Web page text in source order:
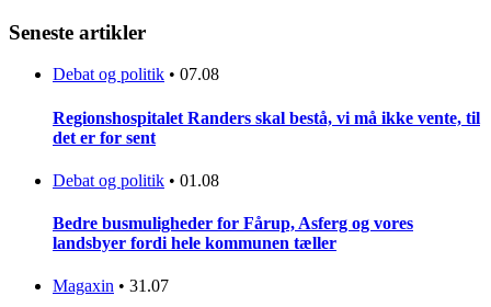
Seneste artikler
Debat og politik • 07.08
Regionshospitalet Randers skal bestå, vi må ikke vente, til
det er for sent
Debat og politik • 01.08
Bedre busmuligheder for Fårup, Asferg og vores
landsbyer fordi hele kommunen tæller
Magaxin • 31.07